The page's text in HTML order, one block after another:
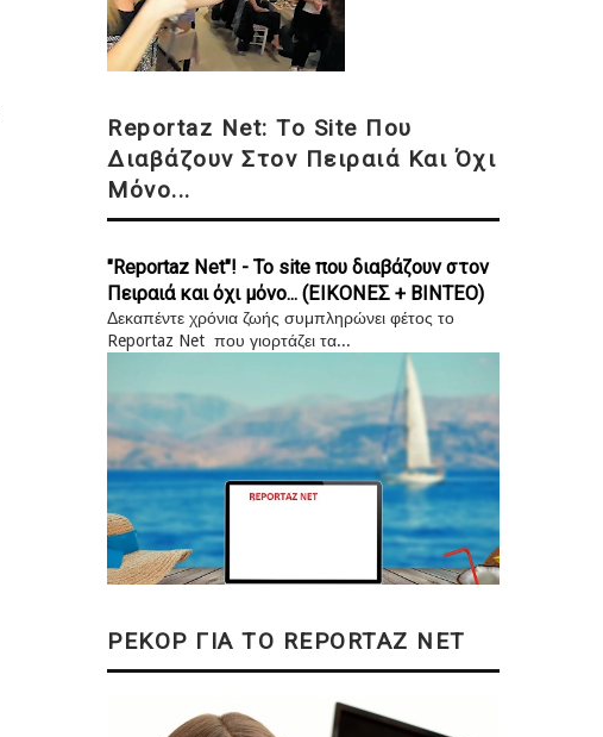
Reportaz Net: Το Site Που
Διαβάζουν Στον Πειραιά Και Όχι
Μόνο...
"Reportaz Net"! - Το site που διαβάζουν στον
Πειραιά και όχι μόνο... (ΕΙΚΟΝΕΣ + ΒΙΝΤΕΟ)
Δεκαπέντε χρόνια ζωής συμπληρώνει φέτος το
Reportaz Net που γιορτάζει τα...
ΡΕΚΟΡ ΓΙΑ ΤΟ REPORTAZ NET